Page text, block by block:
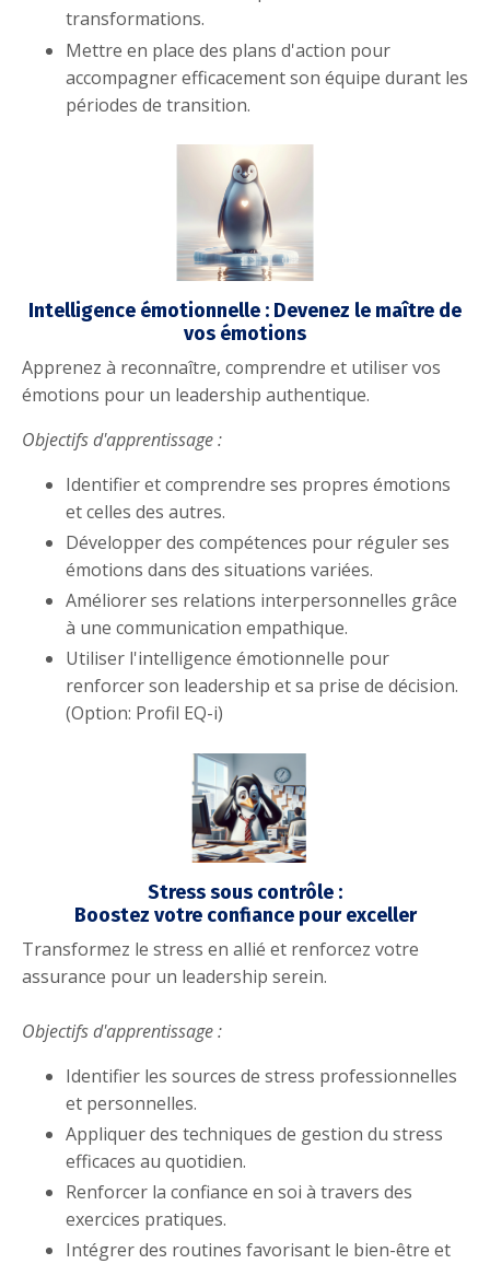
transformations.
Mettre en place des plans d'action pour
accompagner efficacement son équipe durant les
périodes de transition.
Intelligence émotionnelle : Devenez le maître de
vos émotions
Apprenez à reconnaître, comprendre et utiliser vos
émotions pour un leadership authentique.
Objectifs d'apprentissage :
Identifier et comprendre ses propres émotions
et celles des autres.
Développer des compétences pour réguler ses
émotions dans des situations variées.
Améliorer ses relations interpersonnelles grâce
à une communication empathique.
Utiliser l'intelligence émotionnelle pour
renforcer son leadership et sa prise de décision.
(Option: Profil EQ-i)
Stress sous contrôle :
Boostez votre confiance pour exceller
Transformez le stress en allié et renforcez votre
assurance pour un leadership serein.
Objectifs d'apprentissage :
Identifier les sources de stress professionnelles
et personnelles.
Appliquer des techniques de gestion du stress
efficaces au quotidien.
Renforcer la confiance en soi à travers des
exercices pratiques.
Intégrer des routines favorisant le bien-être et